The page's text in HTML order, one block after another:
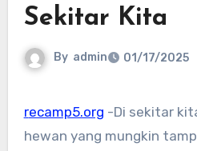
Sekitar Kita
By admin 01/17/2025
recamp5.org -Di sekitar
hewan yang mungkin